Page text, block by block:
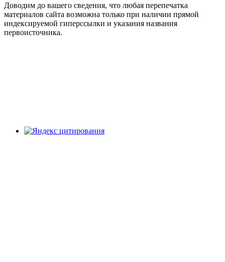
Доводим до вашего сведения, что любая перепечатка
материалов сайта возможна только при наличии прямой
индексируемой гиперссылки и указания названия
первоисточника.